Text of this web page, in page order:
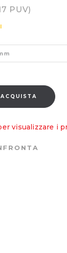
PUV)
ACQUISTA
visualizzare i